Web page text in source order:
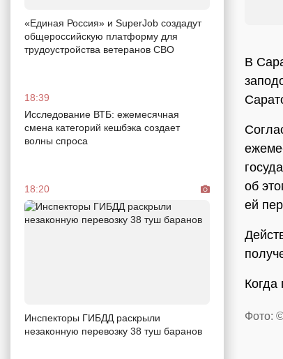
«Единая Россия» и SuperJob создадут
общероссийскую платформу для
трудоустройства ветеранов СВО
18:39
Исследование ВТБ: ежемесячная
смена категорий кешбэка создает
волны спроса
18:20
Инспекторы ГИБДД раскрыли
незаконную перевозку 38 туш баранов
В
об
ей
Когда
Фото: